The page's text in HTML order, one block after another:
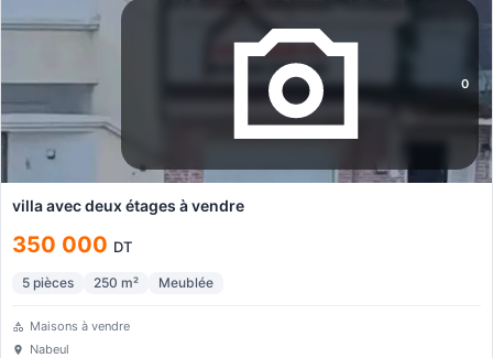
0
villa avec deux étages à vendre
350 000 DT
5 pièces 250 m² Meublée
Maisons à vendre
Nabeul